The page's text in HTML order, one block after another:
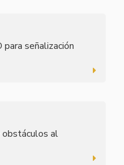
señalización
obstáculos al